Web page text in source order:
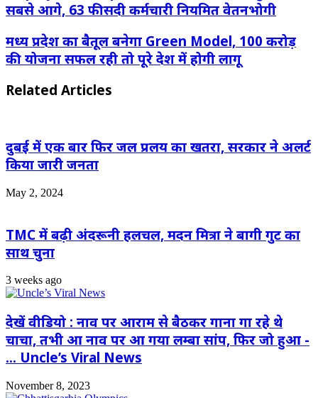
सबसे आगे, 63 फीसदी कर्मचारी नियमित वेतनभोगी
मध्य प्रदेश का बैतूल बनेगा Green Model, 100 करोड़
की योजना सफल रही तो पूरे देश में होगी लागू
Related Articles
दुबई में एक बार फिर जल प्रलय का खतरा, सरकार ने अलर्ट
किया जारी जनता
May 2, 2024
TMC में बढ़ी अंदरूनी हलचल, मदन मित्रा ने बागी गुट का
साथ चुना
3 weeks ago
देखें वीडियो : नाव पर आराम से बैठकर गाना गा रहे थे
चाचा, तभी आ नाव पर आ गया लम्बा सांप, फिर जो हुआ -
… Uncle’s Viral News
November 8, 2023